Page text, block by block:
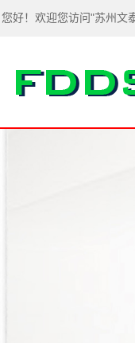
您好！欢迎您访问"苏州文